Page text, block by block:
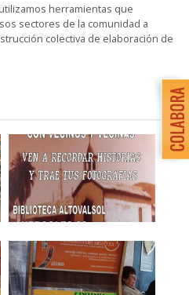
herramientas que
sectores de la comunidad a
colectiva de elaboración de